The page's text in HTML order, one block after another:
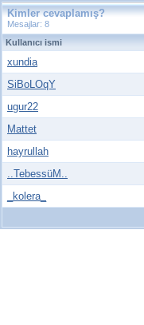
Kimler cevaplamış?
Mesajlar: 8
Kullanıcı ismi
xundia
SiBoLOqY
ugur22
Mattet
hayrullah
..TebessüM..
_kolera_